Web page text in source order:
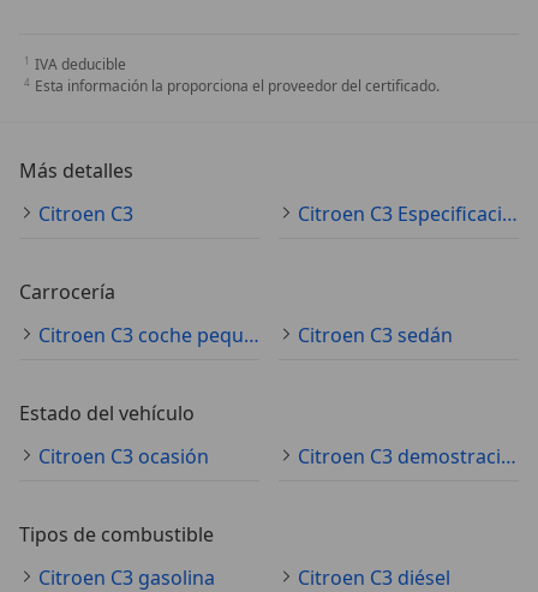
IVA deducible
Esta información la proporciona el proveedor del certificado.
Más detalles
Citroen C3
Citroen C3 Especificaciones técnicas
Carrocería
Citroen C3 coche pequeño
Citroen C3 sedán
Estado del vehículo
Citroen C3 ocasión
Citroen C3 demostración
Tipos de combustible
Citroen C3 gasolina
Citroen C3 diésel